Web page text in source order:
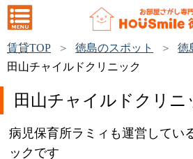
賃貸TOP 徳島のスポット
徳
田山チャイルドクリニック
田山チャイルドクリニ
病児保育所ラミィも運営してい
ックです